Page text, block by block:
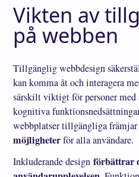
Vikten av
på webben
Tillgänglig webbdesign
kan komma åt och interagera
särskilt viktigt för personer
kognitiva
webbplatser tillgängliga
möjligheterför alla användare.
Inkluderande designförbättrar